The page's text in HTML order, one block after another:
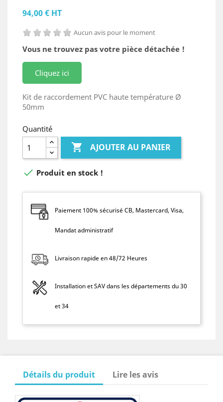
94,00 € HT
Aucun avis pour le moment
Vous ne trouvez pas votre pièce détachée !
Cliquez ici
Kit de raccordement PVC haute température Ø
50mm
Quantité
 AJOUTER AU PANIER
 Produit en stock !
Paiement 100% sécurisé CB, Mastercard, Visa,
Mandat administratif
Livraison rapide en 48/72 Heures
Installation et SAV dans les départements du 30
et 34
Détails du produit Lire les avis